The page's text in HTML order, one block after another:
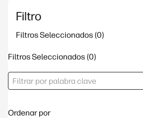
Filtro
Filtros Seleccionados
Filtros Seleccionados
Ordenar por